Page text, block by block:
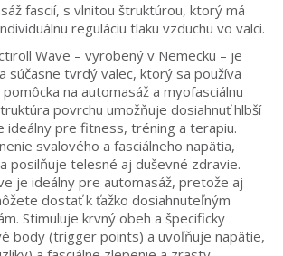
fascií, s vlnitou štruktúrou, ktorý má
reguláciu tlaku vzduchu vo valci.
Wave – vyrobený v Nemecku – je
súčasne tvrdý valec, ktorý sa používa
na automasáž a myofasciálnu
povrchu umožňuje dosiahnuť hlbší
ideálny pre fitness, tréning a terapiu.
svalového a fasciálneho napätia,
posilňuje telesné aj duševné zdravie.
je ideálny pre automasáž, pretože aj
dostať k ťažko dosiahnuteľným
Stimuluje krvný obeh a špecificky
body (trigger points) a uvoľňuje napätie,